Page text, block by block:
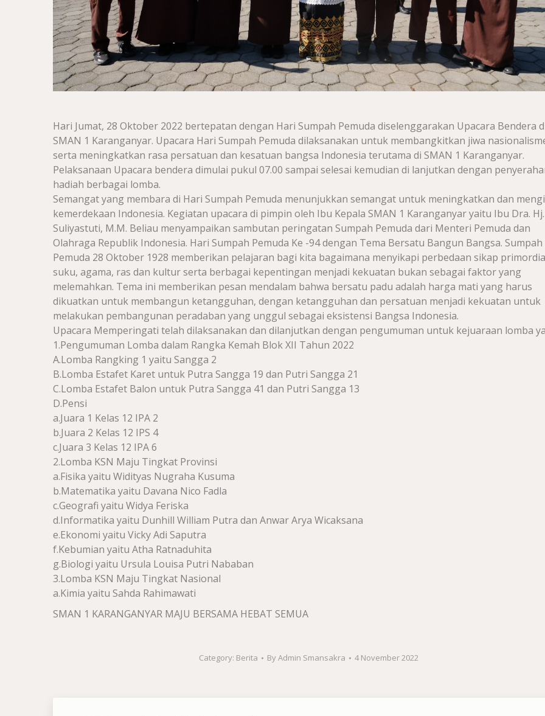
Hari Jumat, 28 Oktober 2022 bertepatan dengan Hari Sumpah Pemuda diselenggarakan Upacara Bendera
SMAN 1 Karanganyar. Upacara Hari Sumpah Pemuda dilaksanakan untuk membangkitkan jiwa
serta meningkatkan rasa persatuan dan kesatuan bangsa Indonesia terutama di SMAN 1 Karanganyar.
Pelaksanaan Upacara bendera dimulai pukul 07.00 sampai selesai kemudian di lanjutkan dengan
hadiah berbagai lomba.
Semangat yang membara di Hari Sumpah Pemuda menunjukkan semangat untuk meningkatkan dan
kemerdekaan Indonesia. Kegiatan upacara di pimpin oleh Ibu Kepala SMAN 1 Karanganyar yaitu Ibu Dra. Hj.
Suliyastuti, M.M. Beliau menyampaikan sambutan peringatan Sumpah Pemuda dari Menteri Pemuda dan
Olahraga Republik Indonesia. Hari Sumpah Pemuda Ke -94 dengan Tema Bersatu Bangun Bangsa. Sumpah
Pemuda 28 Oktober 1928 memberikan pelajaran bagi kita bagaimana menyikapi perbedaan sikap
suku, agama, ras dan kultur serta berbagai kepentingan menjadi kekuatan bukan sebagai faktor yang
melemahkan. Tema ini memberikan pesan mendalam bahwa bersatu padu adalah harga mati yang harus
dikuatkan untuk membangun ketangguhan, dengan ketangguhan dan persatuan menjadi kekuatan untuk
melakukan pembangunan peradaban yang unggul sebagai eksistensi Bangsa Indonesia.
Upacara Memperingati telah dilaksanakan dan dilanjutkan dengan pengumuman untuk kejuaraan lomba
1.Pengumuman Lomba dalam Rangka Kemah Blok XII Tahun 2022
A.Lomba Rangking 1 yaitu Sangga 2
B.Lomba Estafet Karet untuk Putra Sangga 19 dan Putri Sangga 21
C.Lomba Estafet Balon untuk Putra Sangga 41 dan Putri Sangga 13
D.Pensi
a.Juara 1 Kelas 12 IPA 2
b.Juara 2 Kelas 12 IPS 4
c.Juara 3 Kelas 12 IPA 6
2.Lomba KSN Maju Tingkat Provinsi
a.Fisika yaitu Widityas Nugraha Kusuma
b.Matematika yaitu Davana Nico Fadla
c.Geografi yaitu Widya Feriska
d.Informatika yaitu Dunhill William Putra dan Anwar Arya Wicaksana
e.Ekonomi yaitu Vicky Adi Saputra
f.Kebumian yaitu Atha Ratnaduhita
g.Biologi yaitu Ursula Louisa Putri Nababan
3.Lomba KSN Maju Tingkat Nasional
a.Kimia yaitu Sahda Rahimawati
SMAN 1 KARANGANYAR MAJU BERSAMA HEBAT SEMUA
Category: Berita ByAdmin Smansakra 4 November 2022